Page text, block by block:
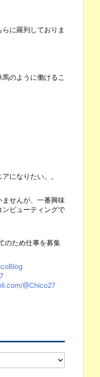
に羅列しておりま
のように働けるこ
になりたい。。
せんが、一番興味
ピューティングで
のため仕事を募集
@Chico27